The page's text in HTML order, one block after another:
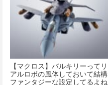
【マクロス】バルキリーってリ
アルロボの風体しておいて結構
ファンタジーな設定してるよね